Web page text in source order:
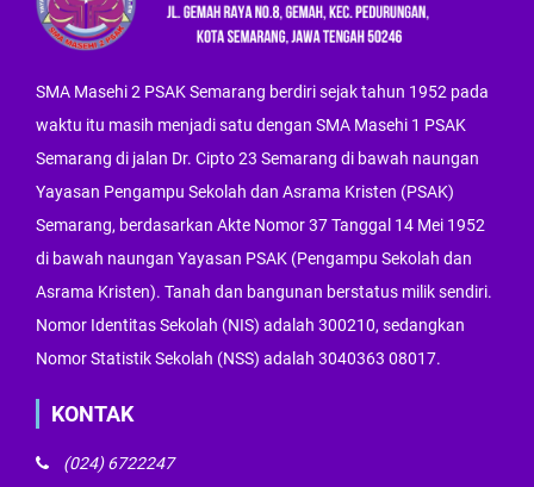
SMA Masehi 2 PSAK Semarang berdiri sejak tahun 1952 pada
waktu itu masih menjadi satu dengan SMA Masehi 1 PSAK
Semarang di jalan Dr. Cipto 23 Semarang di bawah naungan
Yayasan Pengampu Sekolah dan Asrama Kristen (PSAK)
Semarang, berdasarkan Akte Nomor 37 Tanggal 14 Mei 1952
di bawah naungan Yayasan PSAK (Pengampu Sekolah dan
Asrama Kristen). Tanah dan bangunan berstatus milik sendiri.
Nomor Identitas Sekolah (NIS) adalah 300210, sedangkan
Nomor Statistik Sekolah (NSS) adalah 3040363 08017.
KONTAK
(024) 6722247